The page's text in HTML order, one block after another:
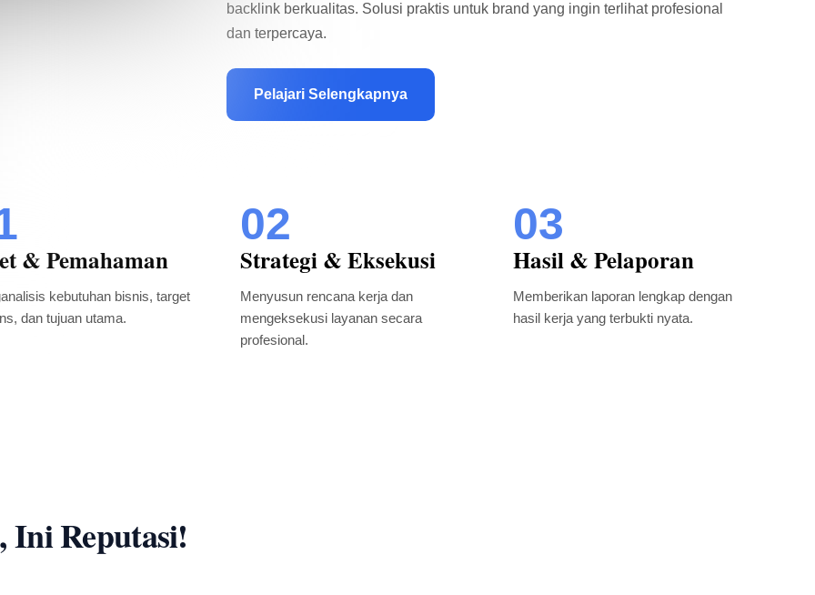
backlink berkualitas. Solusi praktis untuk brand yang ingin terlihat profesional
dan terpercaya.
Pelajari Selengkapnya
& Pemahaman
kebutuhan bisnis, target
dan tujuan utama.
02
Strategi & Eksekusi
Menyusun rencana kerja dan
mengeksekusi layanan secara
profesional.
03
Hasil & Pelaporan
Memberikan laporan lengkap dengan
hasil kerja yang terbukti nyata.
Ini Reputasi!